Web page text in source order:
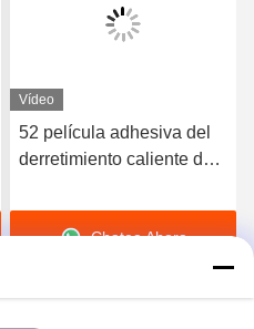
Vídeo
52 película adhesiva del
derretimiento caliente de
A para la ropa interior
inconsútilChatea Ahora